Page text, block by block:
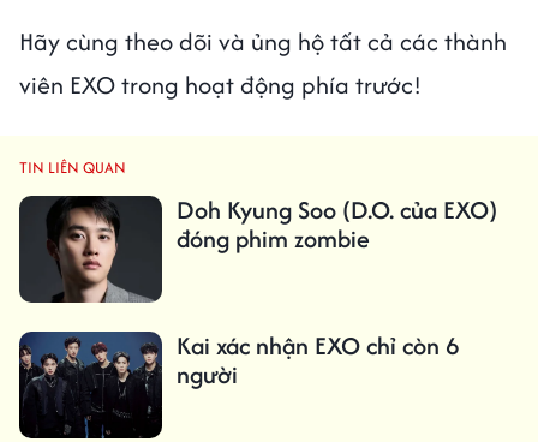
Hãy cùng theo dõi và ủng hộ tất cả các thành
viên EXO trong hoạt động phía trước!
TIN LIÊN QUAN
Doh Kyung Soo (D.O. của EXO)
đóng phim zombie
Kai xác nhận EXO chỉ còn 6
người